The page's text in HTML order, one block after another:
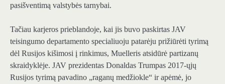
pasišventimą valstybės tarnybai.
Tačiau karjeros prieblandoje, kai jis buvo paskirtas JAV
teisingumo departamento specialiuoju patarėju prižiūrėti tyrimą
dėl Rusijos kišimosi į rinkimus, Muelleris atsidūrė partizanų
skraidyklėje. JAV prezidentas Donaldas Trumpas 2017-ųjų
Rusijos tyrimą pavadino „raganų medžiokle“ ir apėmė, jo